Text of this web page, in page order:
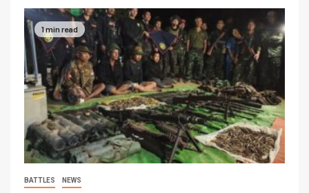
1 min read
BATTLES NEWS